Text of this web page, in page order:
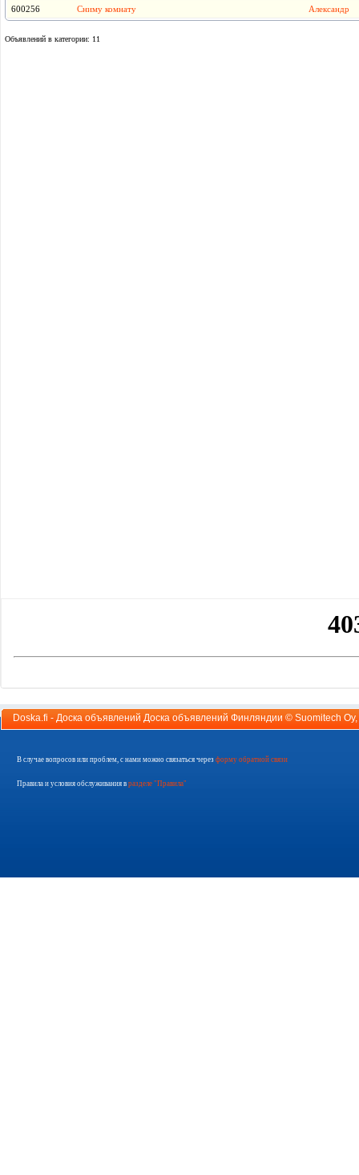
600256
Сниму комнату Александр
Объявлений в категории: 11
Doska.fi - Доска объявлений Доска объявлений Финляндии © Suomitech Oy
В случае вопросов или проблем, с нами можно связаться через форму обратной связи
Правила и условия обслуживания в разделе "Правила"